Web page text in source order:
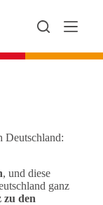
Deutschland:
, und diese
ganz
zu den